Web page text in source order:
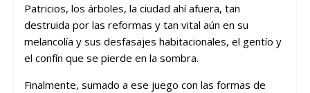
Patricios, los árboles, la ciudad ahí afuera, tan
destruida por las reformas y tan vital aún en su
melancolía y sus desfasajes habitacionales, el gentío y
el confín que se pierde en la sombra.
Finalmente, sumado a ese juego con las formas de